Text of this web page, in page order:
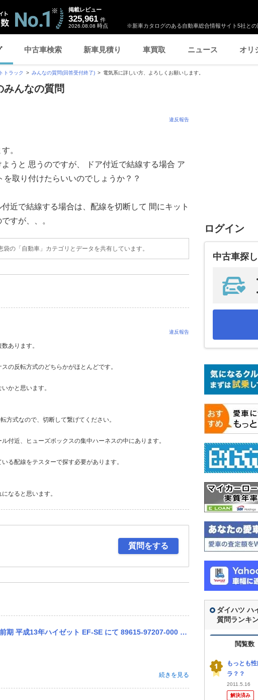
※新車カタログのある自動車総合情報サイト5社との
掲載レビュー
325,961 件
2026.08.08 時点
中古車検索 新車見積り 車買取 ニュース オリ
トラック みんなの質問(回答受付終了) 電気系に詳しい方、よろしくお願いします。
みんなの質問
違反報告
。
うと 思うのですが、 ドア付近で結線する場合 ア
取り付けたらいいのでしょうか？？
近で結線する場合は、配線を切断して 間にキット
すが、、。
袋の「自動車」カテゴリとデータを共有しています。
違反報告
あります。
の反転方式のどちらかがほとんどです。
かと思います。
方式なので、切断して繋げてください。
付近、ヒューズボックスの集中ハーネスの中にあります。
る配線をテスターで探す必要があります。
なると思います。
質問をする
にて 89615-97207-000 純正品番のノックセンサー、ノックコントロールが生産終了...
続きを見る
ログイン
中古車探
ダイハツ ハ
質問ランキ
閲覧数
もっとも
ラ？？
2011.5.16
解決済み